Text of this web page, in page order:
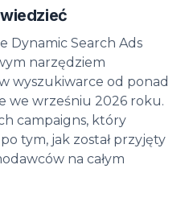
Dynamic Search Ads
narzędziem
wyszukiwarce od ponad
we wrześniu 2026 roku.
campaigns, który
tym, jak został przyjęty
na całym